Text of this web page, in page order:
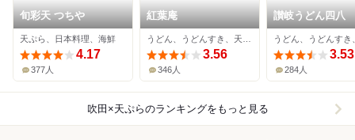
旬彩天 つちや
天ぷら、日本料理、海鮮
4.17
377人
紅葉庵
3.56
346人
讃岐うどん四八
3.53
284人
吹田×天ぷらのランキングをもっと見る